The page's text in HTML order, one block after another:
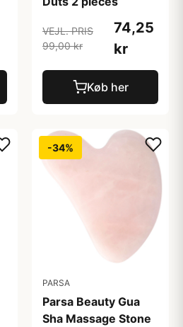
VEJL. PRIS
99,00 kr
74,25
kr
Køb her
-34%
PARSA
Parsa Beauty Gua
Sha Massage Stone